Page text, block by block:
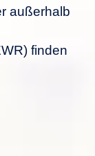
außerhalb
finden